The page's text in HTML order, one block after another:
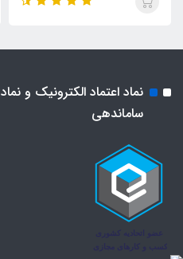
نماد اعتماد الکترونیک و نماد
ساماندهی